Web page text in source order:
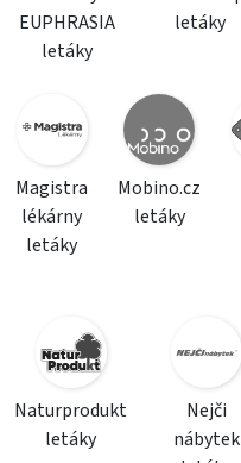
EUPHRASIA
letáky
letáky
Magistra
lékárny
letáky
Mobino.cz
letáky
Naturprodukt
letáky
Nejči
nábytek